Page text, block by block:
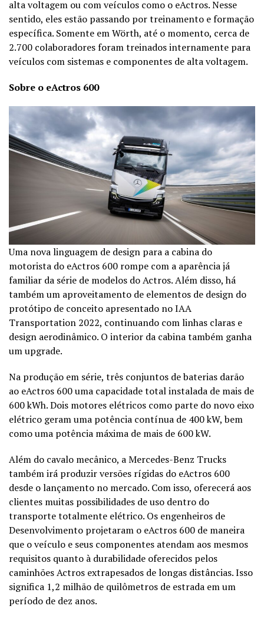
alta voltagem ou com veículos como o eActros. Nesse
sentido, eles estão passando por treinamento e formação
específica. Somente em Wörth, até o momento, cerca de
2.700 colaboradores foram treinados internamente para
veículos com sistemas e componentes de alta voltagem.
Sobre o eActros 600
Uma nova linguagem de design para a cabina do
motorista do eActros 600 rompe com a aparência já
familiar da série de modelos do Actros. Além disso, há
também um aproveitamento de elementos de design do
protótipo de conceito apresentado no IAA
Transportation 2022, continuando com linhas claras e
design aerodinâmico. O interior da cabina também ganha
um upgrade.
Na produção em série, três conjuntos de baterias darão
ao eActros 600 uma capacidade total instalada de mais de
600 kWh. Dois motores elétricos como parte do novo eixo
elétrico geram uma potência contínua de 400 kW, bem
como uma potência máxima de mais de 600 kW.
Além do cavalo mecânico, a Mercedes-Benz Trucks
também irá produzir versões rígidas do eActros 600
desde o lançamento no mercado. Com isso, oferecerá aos
clientes muitas possibilidades de uso dentro do
transporte totalmente elétrico. Os engenheiros de
Desenvolvimento projetaram o eActros 600 de maneira
que o veículo e seus componentes atendam aos mesmos
requisitos quanto à durabilidade oferecidos pelos
caminhões Actros extrapesados de longas distâncias. Isso
significa 1,2 milhão de quilômetros de estrada em um
período de dez anos.